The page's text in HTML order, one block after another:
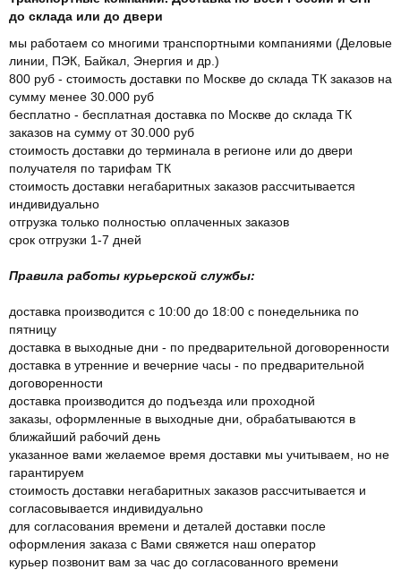
до склада или до двери
мы работаем со многими транспортными компаниями (Деловые
линии, ПЭК, Байкал, Энергия и др.)
800 руб - стоимость доставки по Москве до склада ТК заказов на
сумму менее 30.000 руб
бесплатно - бесплатная доставка по Москве до склада ТК
заказов на сумму от 30.000 руб
стоимость доставки до терминала в регионе или до двери
получателя по тарифам ТК
стоимость доставки негабаритных заказов рассчитывается
индивидуально
отгрузка только полностью оплаченных заказов
срок отгрузки 1-7 дней
Правила работы курьерской службы:
доставка производится с 10:00 до 18:00 с понедельника по
пятницу
доставка в выходные дни - по предварительной договоренности
доставка в утренние и вечерние часы - по предварительной
договоренности
доставка производится до подъезда или проходной
заказы, оформленные в выходные дни, обрабатываются в
ближайший рабочий день
указанное вами желаемое время доставки мы учитываем, но не
гарантируем
стоимость доставки негабаритных заказов рассчитывается и
согласовывается индивидуально
для согласования времени и деталей доставки после
оформления заказа с Вами свяжется наш оператор
курьер позвонит вам за час до согласованного времени